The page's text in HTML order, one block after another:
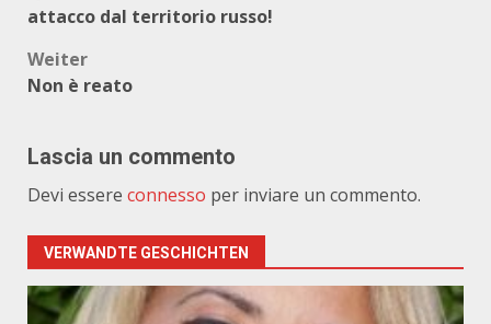
attacco dal territorio russo!
Weiter
Non è reato
Lascia un commento
Devi essere connesso per inviare un commento.
VERWANDTE GESCHICHTEN